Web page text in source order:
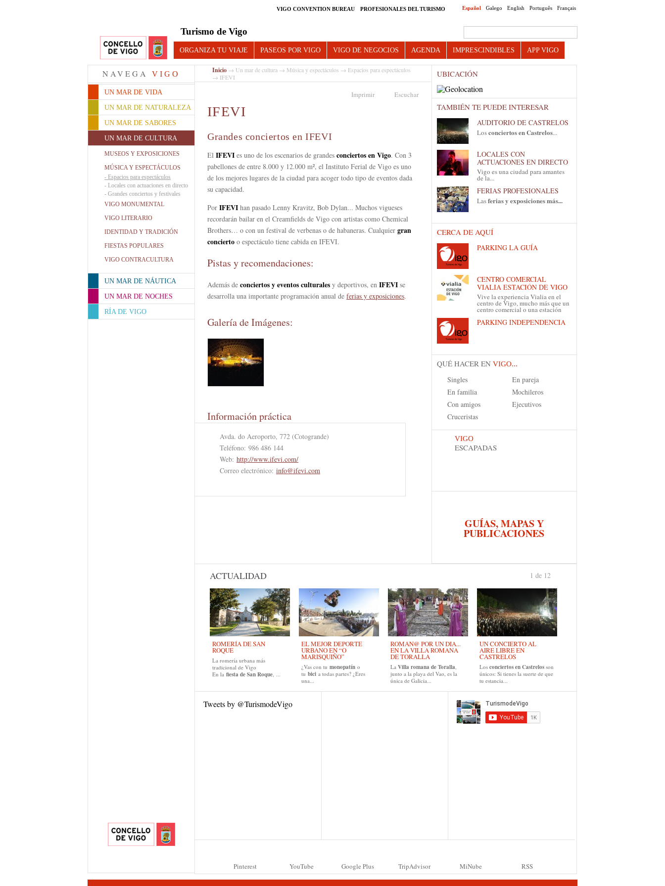
Español Galego English Português Français
VIGO CONVENTION BUREAU PROFESIONALES DEL TURISMO
Turismo de Vigo
ORGANIZA TU VIAJE PASEOS POR VIGO VIGO DE NEGOCIOS AGENDA IMPRESCINDIBLES APP VIGO
NAVEGA VIGO
UN MAR DE VIDA
UN MAR DE NATURALEZA
UN MAR DE SABORES
UN MAR DE CULTURA
MUSEOS Y EXPOSICIONES
MÚSICA Y ESPECTÁCULOS
- Espacios para espectáculos
- Locales con actuaciones en directo
- Grandes conciertos y festivales
VIGO MONUMENTAL
VIGO LITERARIO
IDENTIDAD Y TRADICIÓN
FIESTAS POPULARES
VIGO CONTRACULTURA
UN MAR DE NÁUTICA
UN MAR DE NOCHES
RÍA DE VIGO
Inicio → Un mar de cultura → Música y espectáculos → Espacios para espectáculos
→ IFEVI
Imprimir Escuchar
IFEVI
Grandes conciertos en IFEVI
El IFEVI es uno de los escenarios de grandes conciertos en Vigo. Con 3
pabellones de entre 8.000 y 12.000 m², el Instituto Ferial de Vigo es uno
de los mejores lugares de la ciudad para acoger todo tipo de eventos dada
su capacidad.
Por IFEVI han pasado Lenny Kravitz, Bob Dylan... Muchos vigueses
recordarán bailar en el Creamfields de Vigo con artistas como Chemical
Brothers… o con un festival de verbenas o de habaneras. Cualquier gran
concierto o espectáculo tiene cabida en IFEVI.
Pistas y recomendaciones:
Además de conciertosy eventos culturales y deportivos, en IFEVI se
desarrolla una importante programación anual de ferias y exposiciones.
Galería de Imágenes:
Información práctica
Avda. do Aeroporto, 772 (Cotogrande)
Teléfono: 986 486 144
Web: http://www.ifevi.com/
Correo electrónico: info@ifevi.com
UBICACIÓN
TAMBIÉN TE PUEDE INTERESAR
AUDITORIO DE CASTRELOS
Losconciertos en Castrelos...
LOCALES CON
ACTUACIONES EN DIRECTO
Vigo es una ciudad para amantes
de la...
FERIAS PROFESIONALES
Lasferias y exposiciones más...
CERCA DE AQUÍ
PARKING LA GUÍA
CENTRO COMERCIAL
VIALIA ESTACIÓN DE VIGO
Vive la experiencia Vialia en el
centro de Vigo, mucho más que un
centro comercial o una estación
PARKING INDEPENDENCIA
QUÉ HACER EN VIGO...
Singles
En pareja
En familia
Mochileros
Con amigos
Ejecutivos
Cruceristas
VIGO
ESCAPADAS
GUÍAS, MAPAS Y
PUBLICACIONES
ACTUALIDAD
ROMERÍA DE SAN
ROQUE
La romería urbana más
tradicional de Vigo
En la fiesta de San Roque, ...
EL MEJOR DEPORTE
URBANO EN “O
MARISQUIÑO”
¿Vas con tu monopatín o
tu bici a todas partes? ¿Eres
una...
ROMAN@ POR UN DIA...
EN LA VILLA ROMANA
DE TORALLA
La Villa romana de Toralla,
junto a la playa del Vao, es la
única de Galicia...
UN CONCIERTO AL
AIRE LIBRE EN
CASTRELOS
Los conciertos en Castrelos son
únicos: Si tienes la suerte de que
tu estancia...
1 de 12
Tweets by @TurismodeVigo
Pinterest YouTube Google Plus TripAdvisor MiNube RSS